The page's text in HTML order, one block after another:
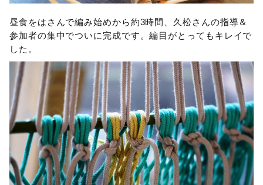
昼食をはさんで編み始めから約3時間、久松さんの指導＆
参加者の集中でついに完成です。編目がとってもキレイで
した。